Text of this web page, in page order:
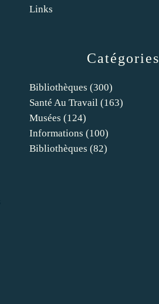
Catégories
Bibliothèques (300)
Santé Au Travail (163)
Musées (124)
Informations (100)
Bibliothèques (82)
Links